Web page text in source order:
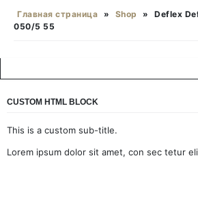
Главная страница » Shop »
Deflex
050/5 55
CUSTOM HTML BLOCK
This is a custom sub-title.
Lorem ipsum dolor sit amet, con sec tetur